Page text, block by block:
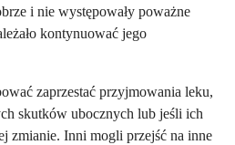
i nie występowały poważne
kontynuować jego
zaprzestać przyjmowania leku,
skutków ubocznych lub jeśli ich
zmianie. Inni mogli przejść na inne